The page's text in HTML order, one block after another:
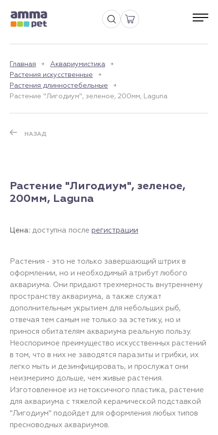
Главная
Аквариумистика
Растения искусственные
Растения длинностебельные
Растение "Лигодиум", зеленое, 200мм, Laguna
НАЗАД
Растение "Лигодиум", зеленое,
200мм, Laguna
Цена: доступна после регистрации
Растения - это не только завершающий штрих в
оформлении, но и необходимый атрибут любого
аквариума. Они придают трехмерность внутреннему
пространству аквариума, а также служат
дополнительным укрытием для небольших рыб,
отвечая тем самым не только за эстетику, но и
принося обитателям аквариума реальную пользу.
Неоспоримое преимущество искусственных растений
в том, что в них не заводятся паразиты и грибки, их
легко мыть и дезинфицировать, и прослужат они
неизмеримо дольше, чем живые растения.
Изготовленное из нетоксичного пластика, растение
для аквариума с тяжелой керамической подставкой
"Лигодиум" подойдет для оформления любых типов
пресноводных аквариумов.